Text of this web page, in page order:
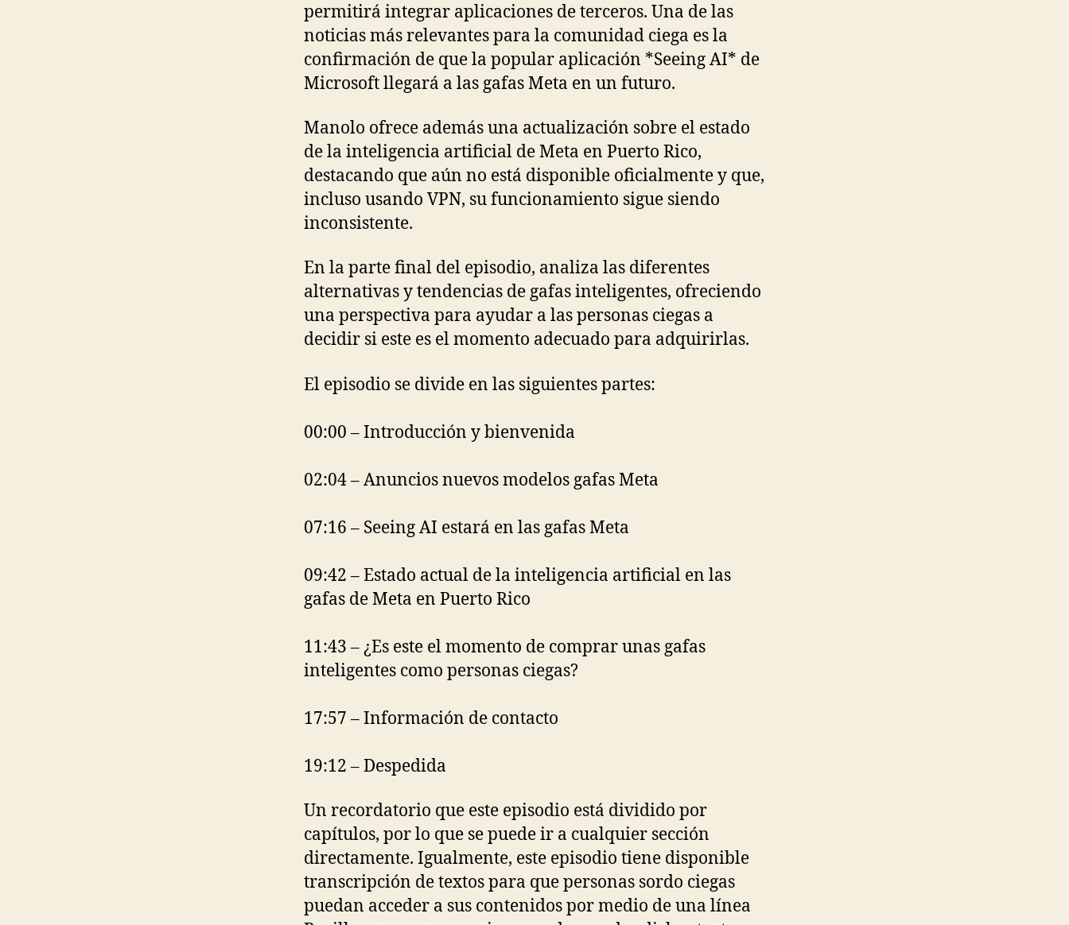
permitirá integrar aplicaciones de terceros. Una de las
noticias más relevantes para la comunidad ciega es la
confirmación de que la popular aplicación *Seeing AI* de
Microsoft llegará a las gafas Meta en un futuro.
Manolo ofrece además una actualización sobre el estado
de la inteligencia artificial de Meta en Puerto Rico,
destacando que aún no está disponible oficialmente y que,
incluso usando VPN, su funcionamiento sigue siendo
inconsistente.
En la parte final del episodio, analiza las diferentes
alternativas y tendencias de gafas inteligentes, ofreciendo
una perspectiva para ayudar a las personas ciegas a
decidir si este es el momento adecuado para adquirirlas.
El episodio se divide en las siguientes partes:
00:00 – Introducción y bienvenida
02:04 – Anuncios nuevos modelos gafas Meta
07:16 – Seeing AI estará en las gafas Meta
09:42 – Estado actual de la inteligencia artificial en las
gafas de Meta en Puerto Rico
11:43 – ¿Es este el momento de comprar unas gafas
inteligentes como personas ciegas?
17:57 – Información de contacto
19:12 – Despedida
Un recordatorio que este episodio está dividido por
capítulos, por lo que se puede ir a cualquier sección
directamente. Igualmente, este episodio tiene disponible
transcripción de textos para que personas sordo ciegas
puedan acceder a sus contenidos por medio de una línea